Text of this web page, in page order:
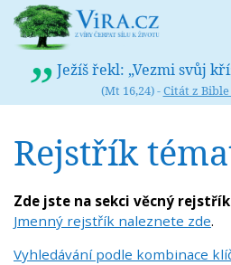
Ježíš řekl: „Vezmi svůj
(Mt 16,24) -Citát z
Rejstřík
Zde jste na sekci věcný
Jmenný rejstřík naleznete zde.
Vyhledávání podle kombinace